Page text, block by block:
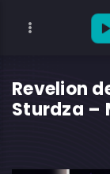
Revelion
Sturdza –